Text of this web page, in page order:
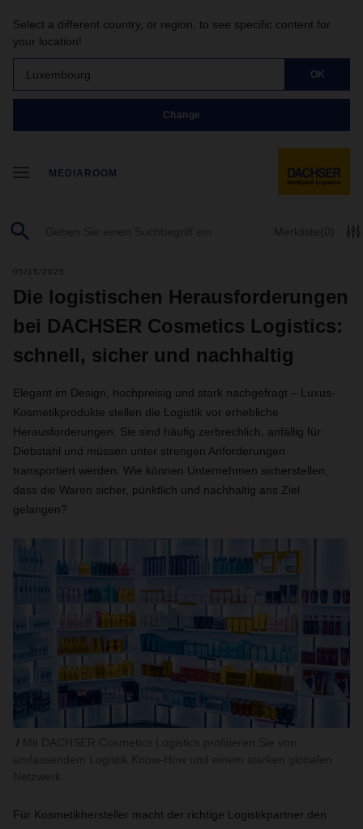
Select a different country, or region, to see specific content for
your location!
Luxembourg OK
Change
MEDIAROOM
Merkliste(0)
05/15/2025
Die logistischen Herausforderungen
bei DACHSER Cosmetics Logistics:
schnell, sicher und nachhaltig
Elegant im Design, hochpreisig und stark nachgefragt – Luxus-
Kosmetikprodukte stellen die Logistik vor erhebliche
Herausforderungen. Sie sind häufig zerbrechlich, anfällig für
Diebstahl und müssen unter strengen Anforderungen
transportiert werden. Wie können Unternehmen sicherstellen,
dass die Waren sicher, pünktlich und nachhaltig ans Ziel
gelangen?
Für Kosmetikhersteller macht der richtige Logistikpartner den